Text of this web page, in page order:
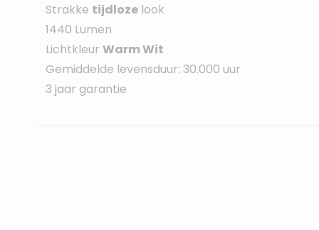
Strakke tijdloze look
1440 Lumen
Lichtkleur Warm Wit
Gemiddelde levensduur: 30.000 uur
3 jaar garantie